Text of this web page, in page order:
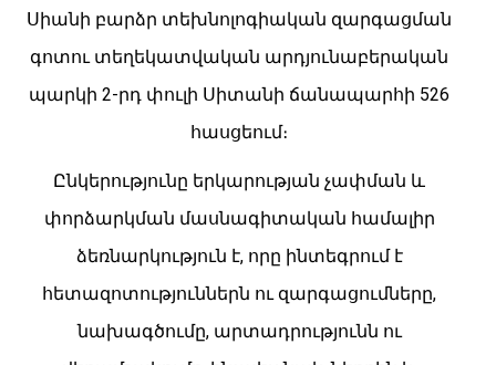
Սիանի բարձր տեխնոլոգիական զարգացման
գոտու տեղեկատվական արդյունաբերական
պարկի 2-րդ փուլի Սիտանի ճանապարհի 526
հասցեում։
Ընկերությունը երկարության չափման և
փորձարկման մասնագիտական ​​​​համալիր
ձեռնարկություն է, որը ինտեգրում է
հետազոտություններն ու զարգացումները,
նախագծումը, արտադրությունն ու